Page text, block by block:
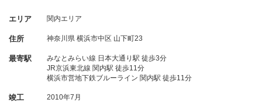
エリア 関内エリア
住所 神奈川県 横浜市中区 山下町23
最寄駅
みなとみらい線 日本大通り駅 徒歩3分
JR京浜東北線 関内駅 徒歩11分
横浜市営地下鉄ブルーライン 関内駅 徒歩11分
竣工 2010年7月